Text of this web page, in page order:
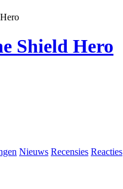
Shield Hero
Nieuws Recensies Reacties